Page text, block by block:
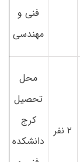
فنی و
مهندسی
۲ نفر
محل
تحصیل
کرج
دانشکده